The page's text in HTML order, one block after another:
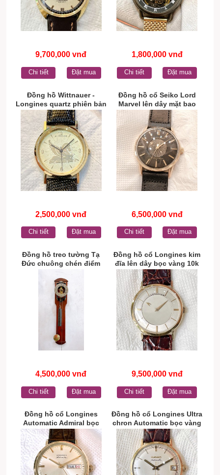
9,700,000 vnđ
Chi tiết Đặt mua
1,800,000 vnđ
Chi tiết Đặt mua
Đồng hồ Wittnauer -
Longines quartz phiên bản
kỹ niệm chính hãng thụy
sĩ
2,500,000 vnđ
Chi tiết Đặt mua
Đồng hồ cổ Seiko Lord
Marvel lên dây mặt bao
công 14k goldfilled chính
hãng nhật bản
6,500,000 vnđ
Chi tiết Đặt mua
Đồng hồ treo tường Tạ
Đức chuông chén điểm
4,500,000 vnđ
Chi tiết Đặt mua
Đồng hồ cổ Longines kim
đĩa lên dây bọc vàng 10k
chính hãng thụy Sĩ
9,500,000 vnđ
Chi tiết Đặt mua
Đồng hồ cổ Longines
Automatic Admiral bọc
vàng chính hãng thụy Sĩ
Đồng hồ cổ Longines Ultra
chron Automatic bọc vàng
chính hãng thụy Sĩ